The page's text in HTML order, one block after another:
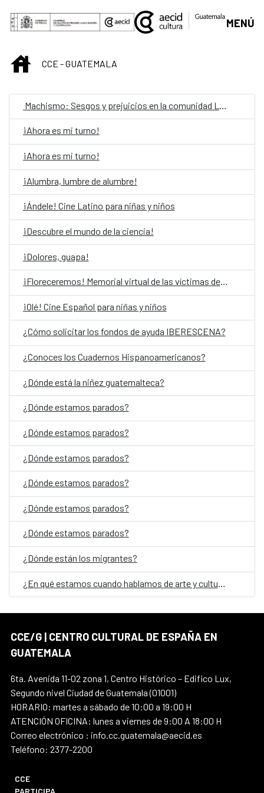
Skip to Main Content
MENÚ
INICIOCCE - GUATEMALA
Machismo: Sesgos y prejuicios en la comunidad LGBTIQ
¡Ahora es mi turno!
¡Ahora es mi turno!
¡Alumbra, lumbre de alumbre!
¡Ándele! Cine Latino para niñas y niños
¡Descubre el mundo de la ciencia!
¡Dolores, guapa!
¡Floreceremos! Memorial virtual de las víctimas del Conflicto Armado Interno en Guatemala
¡Olé! Cine Español para niñas y niños
¿Cómo solicitar los fondos de ayuda IBERESCENA?
¿Conoces los Cuadernos Hispanoamericanos?
¿Dónde está la niñez guatemalteca?
¿Dónde estamos parados?
¿Dónde estamos parados?
¿Dónde estamos parados?
¿Dónde estamos parados?
¿Dónde estamos parados?
¿Dónde estamos parados?
¿Dónde están los migrantes?
CCE/G | CENTRO CULTURAL DE ESPAÑA EN
GUATEMALA
6ta. Avenida 11-02 zona 1, Centro Histórico – Edifico Lux,
Segundo nivel Ciudad de Guatemala (01001)
HORARIO: martes a sábado de 10:00 a 19:00 H
ATENCIÓN OFICINA: lunes a viernes de 9:00 A 18:00 H
Correo electrónico : info.cc.guatemala@aecid.es
Teléfono: 2377-2200
CCE